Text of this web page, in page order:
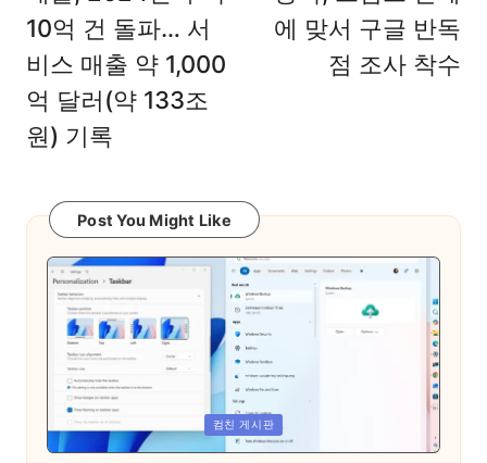
10억 건 돌파… 서
비스 매출 약 1,000
억 달러(약 133조
원) 기록
에 맞서 구글 반독
점 조사 착수
Post You Might Like
Posted
in
컴친 게시판